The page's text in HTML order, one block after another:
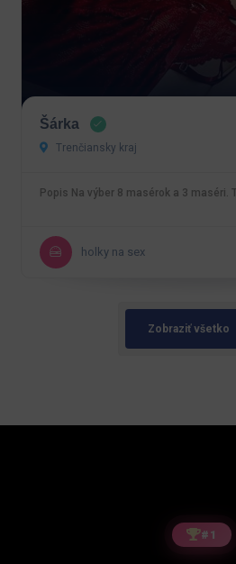
Šárka
Trenčiansky kraj
Popis Na výber 8 masérok a 3 maséri.
holky na sex
Zobraziť všetko
#1